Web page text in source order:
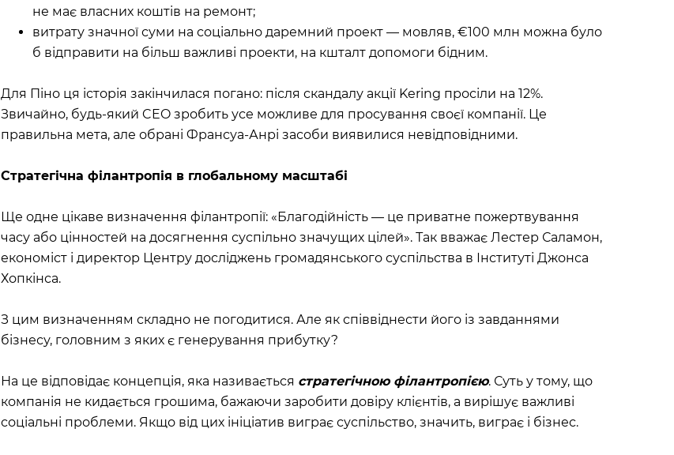
не має власних коштів на ремонт;
витрату значної суми на соціально даремний проект — мовляв, €100 млн можна було
б відправити на більш важливі проекти, на кшталт допомоги бідним.
Для Піно ця історія закінчилася погано: після скандалу акції Kering просіли на 12%.
Звичайно, будь-який CEO зробить усе можливе для просування своєї компанії. Це
правильна мета, але обрані Франсуа-Анрі засоби виявилися невідповідними.
Стратегічна філантропія в глобальному масштабі
Ще одне цікаве визначення філантропії: «Благодійність — це приватне пожертвування
часу або цінностей на досягнення суспільно значущих цілей». Так вважає Лестер Саламон,
економіст і директор Центру досліджень громадянського суспільства в Інституті Джонса
Хопкінса.
З цим визначенням складно не погодитися. Але як співвіднести його із завданнями
бізнесу, головним з яких є генерування прибутку?
На це відповідає концепція, яка називається стратегічною філантропією. Суть у тому, що
компанія не кидається грошима, бажаючи заробити довіру клієнтів, а вирішує важливі
соціальні проблеми. Якщо від цих ініціатив виграє суспільство, значить, виграє і бізнес.